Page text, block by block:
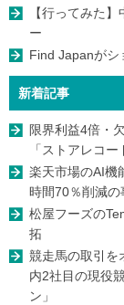
【行ってみた
ー
Find Japanがシ
新着記事
限界利益4倍・
「ストアレコ
楽天市場のAI
時間70％削減の
松屋フーズの
拓
競走馬の取引
内2社目の現役
ン」